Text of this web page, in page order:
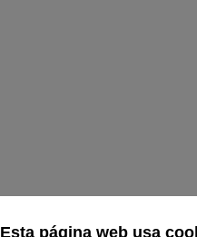
Esta página web usa